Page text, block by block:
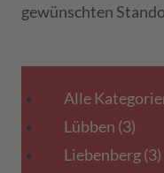
gewünschten
Alle
Lübben (3)
Liebenberg(3)